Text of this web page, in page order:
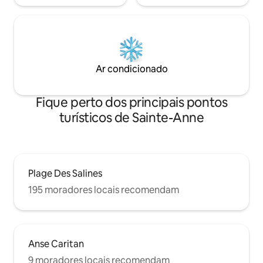
Ar condicionado
Fique perto dos principais pontos
turísticos de Sainte-Anne
Plage Des Salines
195 moradores locais recomendam
Anse Caritan
9 moradores locais recomendam